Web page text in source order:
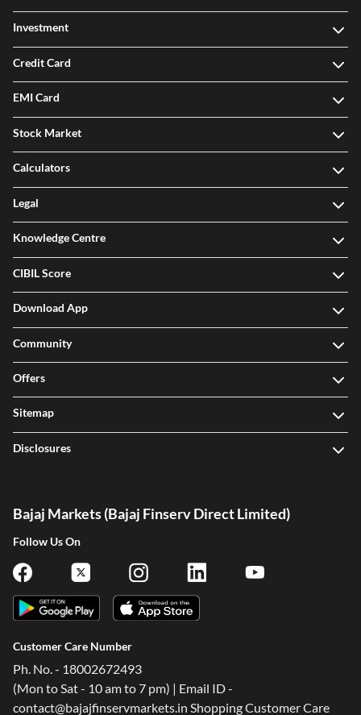
Investment
Credit Card
EMI Card
Stock Market
Calculators
Legal
Knowledge Centre
CIBIL Score
Download App
Community
Offers
Sitemap
Disclosures
Bajaj Markets (Bajaj Finserv Direct Limited)
Follow Us On
Customer Care Number
Ph. No. - 18002672493
(Mon to Sat - 10 am to 7 pm) | Email ID -
contact@bajajfinservmarkets.in Shopping Customer Care